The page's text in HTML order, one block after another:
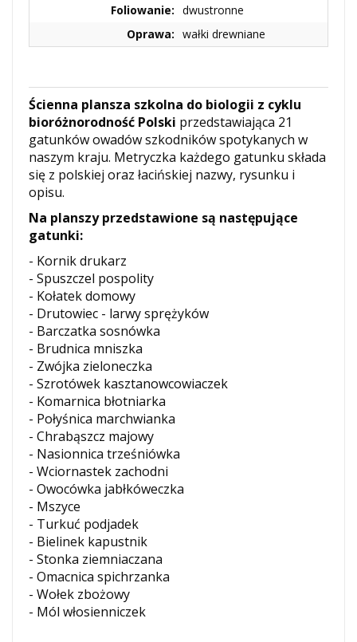
Foliowanie: dwustronne
Oprawa: wałki drewniane
Ścienna plansza szkolna do biologii z cyklu
bioróżnorodność Polski przedstawiająca 21
gatunków owadów szkodników spotykanych w
naszym kraju. Metryczka każdego gatunku składa
się z polskiej oraz łacińskiej nazwy, rysunku i
opisu.
Na planszy przedstawione są następujące
gatunki:
- Kornik drukarz
- Spuszczel pospolity
- Kołatek domowy
- Drutowiec - larwy sprężyków
- Barczatka sosnówka
- Brudnica mniszka
- Zwójka zieloneczka
- Szrotówek kasztanowcowiaczek
- Komarnica błotniarka
- Połyśnica marchwianka
- Chrabąszcz majowy
- Nasionnica trześniówka
- Wciornastek zachodni
- Owocówka jabłkóweczka
- Mszyce
- Turkuć podjadek
- Bielinek kapustnik
- Stonka ziemniaczana
- Omacnica spichrzanka
- Wołek zbożowy
- Mól włosienniczek